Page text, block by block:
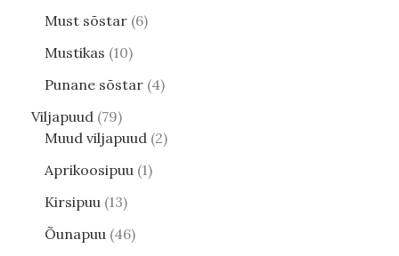
Must sõstar 6
Mustikas 10
Punane sõstar 4
Viljapuud 79
Muud viljapuud 2
Aprikoosipuu 1
Kirsipuu 13
Õunapuu 46